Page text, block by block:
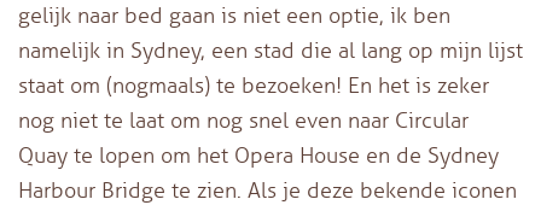
gelijk naar bed gaan is niet een optie, ik ben
namelijk in Sydney, een stad die al lang op mijn lijst
staat om (nogmaals) te bezoeken! En het is zeker
nog niet te laat om nog snel even naar Circular
Quay te lopen om het Opera House en de Sydney
Harbour Bridge te zien. Als je deze bekende iconen